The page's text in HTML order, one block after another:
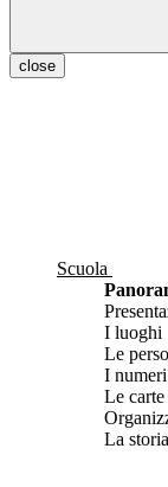
close
Scuola
I luoghi
Le
I
Le
La storia